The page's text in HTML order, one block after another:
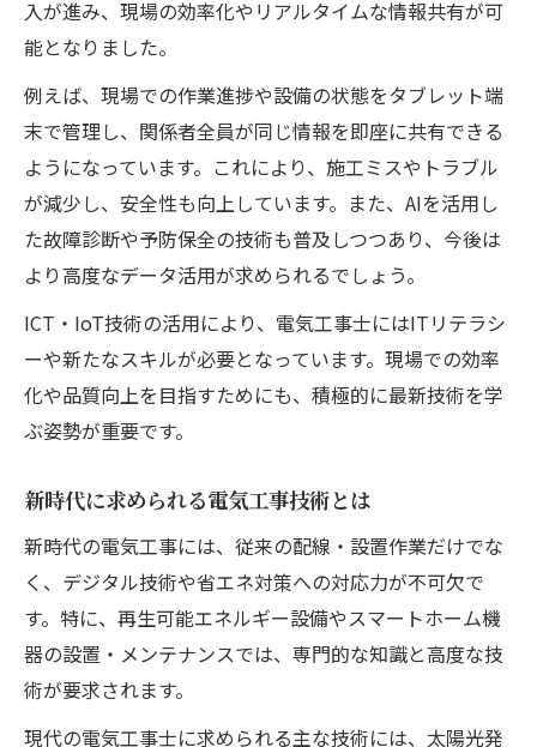
入が進み、現場の効率化やリアルタイムな情報共有が可
能となりました。
例えば、現場での作業進捗や設備の状態をタブレット端
末で管理し、関係者全員が同じ情報を即座に共有できる
ようになっています。これにより、施工ミスやトラブル
が減少し、安全性も向上しています。また、AIを活用し
た故障診断や予防保全の技術も普及しつつあり、今後は
より高度なデータ活用が求められるでしょう。
ICT・IoT技術の活用により、電気工事士にはITリテラシ
ーや新たなスキルが必要となっています。現場での効率
化や品質向上を目指すためにも、積極的に最新技術を学
ぶ姿勢が重要です。
新時代に求められる電気工事技術とは
新時代の電気工事には、従来の配線・設置作業だけでな
く、デジタル技術や省エネ対策への対応力が不可欠で
す。特に、再生可能エネルギー設備やスマートホーム機
器の設置・メンテナンスでは、専門的な知識と高度な技
術が要求されます。
現代の電気工事士に求められる主な技術には、太陽光発